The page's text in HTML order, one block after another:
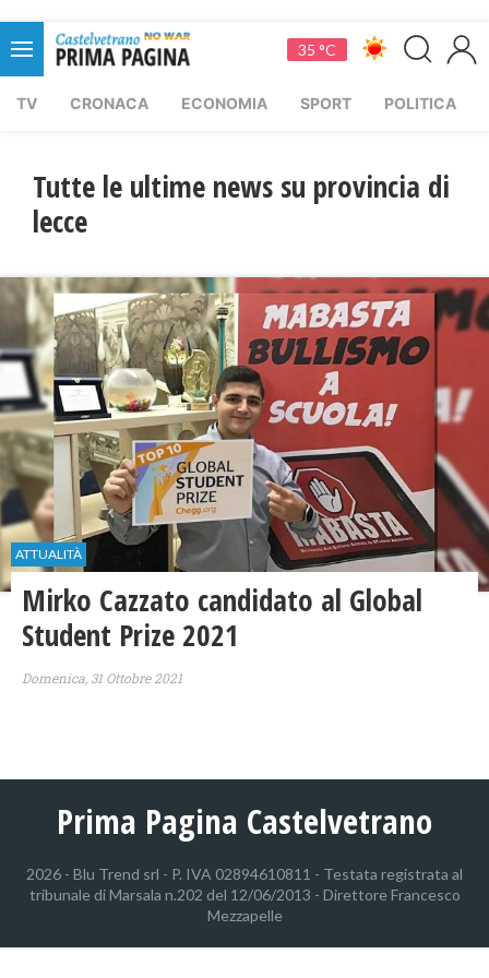
35 °C
TV CRONACA ECONOMIA SPORT POLITICA
Tutte le ultime news su provincia di
lecce
ATTUALITÀ
Mirko Cazzato candidato al Global
Student Prize 2021
Domenica, 31 Ottobre 2021
Prima Pagina Castelvetrano
2026 - Blu Trend srl - P. IVA 02894610811 - Testata registrata al
tribunale di Marsala n.202 del 12/06/2013 - Direttore Francesco
Mezzapelle